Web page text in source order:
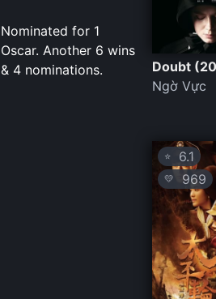
Nominated for 1
Oscar. Another 6 wins
& 4 nominations.
Doubt
Ngờ Vực
⭐ 6.1
💛 969